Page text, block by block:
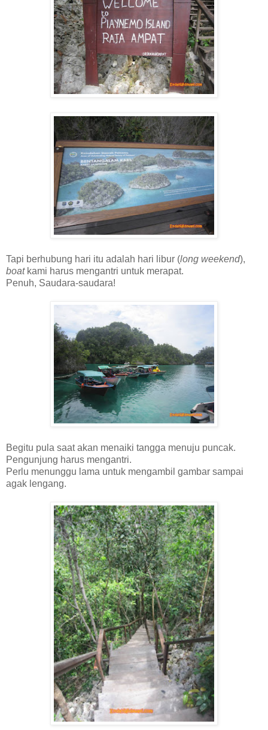
Tapi berhubung hari itu adalah hari libur (long weekend),
boatkami harus mengantri untuk merapat.
Penuh, Saudara-saudara!
Begitu pula saat akan menaiki tangga menuju puncak.
Pengunjung harus mengantri.
Perlu menunggu lama untuk mengambil gambar sampai
agak lengang.